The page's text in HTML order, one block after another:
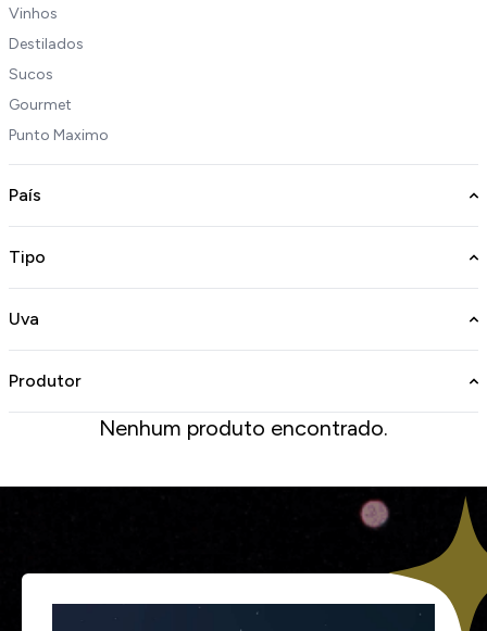
Vinhos
Destilados
Sucos
Gourmet
Punto Maximo
País
Tipo
Uva
Produtor
Nenhum produto encontrado.